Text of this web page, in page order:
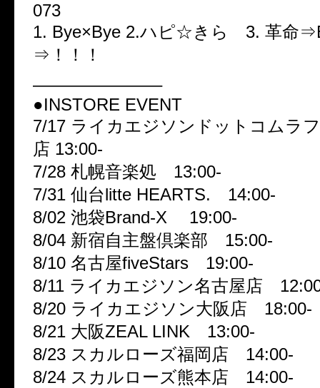
073
1. Bye×Bye 2.ハピ☆きら 3. 革命
⇒！！！
———————–
●INSTORE EVENT
7/17 ライカエジソンドットコムラ
店 13:00-
7/28 札幌音楽処 13:00-
7/31 仙台litte HEARTS. 14:00-
8/02 池袋Brand-X 19:00-
8/04 新宿自主盤倶楽部 15:00-
8/10 名古屋fiveStars 19:00-
8/11 ライカエジソン名古屋店
8/20 ライカエジソン大阪店 18:00-
8/21 大阪ZEAL LINK 13:00-
8/23 スカルローズ福岡店 14:00-
8/24 スカルローズ熊本店 14:00-